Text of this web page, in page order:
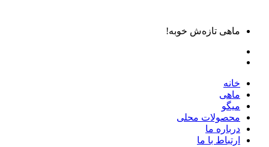
ماهی تازه‌ش خوبه!
خانه
ماهی
میگو
محصولات محلی
درباره ما
ارتباط با ما